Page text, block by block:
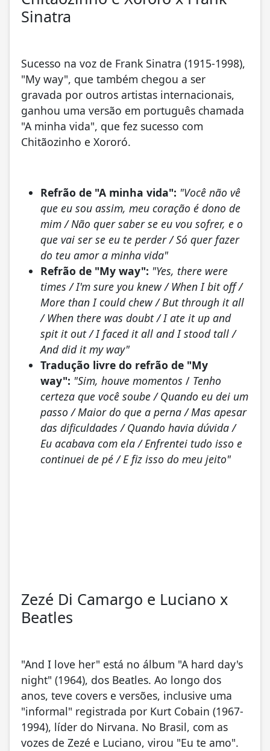
Sinatra
Sucesso na voz de Frank Sinatra (1915-1998),
"My way", que também chegou a ser
gravada por outros artistas internacionais,
ganhou uma versão em português chamada
"A minha vida", que fez sucesso com
Chitãozinho e Xororó.
Refrão de "A minha vida": "Você não vê
que eu sou assim, meu coração é dono de
mim / Não quer saber se eu vou sofrer, e o
que vai ser se eu te perder / Só quer fazer
do teu amor a minha vida"
Refrão de "My way": "Yes, there were
times / I'm sure you knew / When I bit off /
More than I could chew / But through it all
/ When there was doubt / I ate it up and
spit it out / I faced it all and I stood tall /
And did it my way"
Tradução livre do refrão de "My
way": "Sim, houve momentos / Tenho
certeza que você soube / Quando eu dei um
passo / Maior do que a perna / Mas apesar
das dificuldades / Quando havia dúvida /
Eu acabava com ela / Enfrentei tudo isso e
continuei de pé / E fiz isso do meu jeito"
Zezé Di Camargo e Luciano x
Beatles
"And I love her" está no álbum "A hard day's
night" (1964), dos Beatles. Ao longo dos
anos, teve covers e versões, inclusive uma
"informal" registrada por Kurt Cobain (1967-
1994), líder do Nirvana. No Brasil, com as
vozes de Zezé e Luciano, virou "Eu te amo".